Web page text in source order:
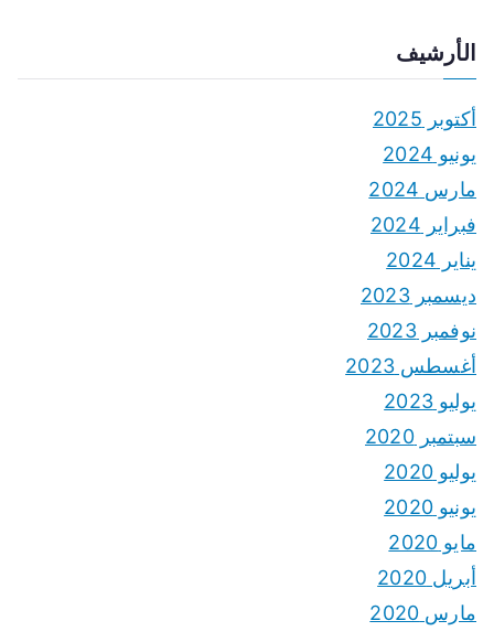
الأرشيف
أكتوبر 2025
يونيو 2024
مارس 2024
فبراير 2024
يناير 2024
ديسمبر 2023
نوفمبر 2023
أغسطس 2023
يوليو 2023
سبتمبر 2020
يوليو 2020
يونيو 2020
مايو 2020
أبريل 2020
مارس 2020